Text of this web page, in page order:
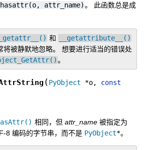
hasattr(o, attr_name)。 此函数总是成
和
__getattribute__()
将被静默地忽略。 想要进行适当的错误处
。
(PyObject *o, const
相同，但 attr_name 被指定为
8 编码的字节串，而不是 PyObject*。